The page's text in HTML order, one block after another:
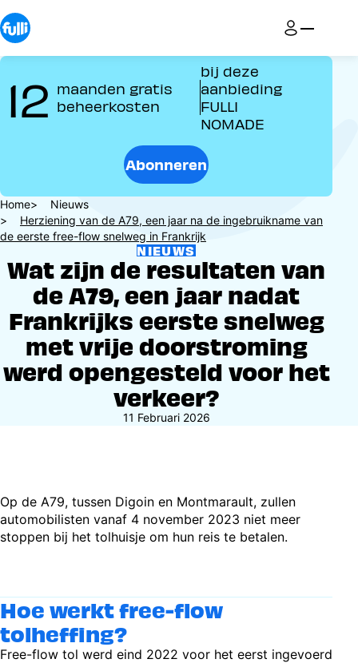
Overslaan
en
naar
de
gaan
12 maanden gratis
beheerkosten
bij deze
aanbieding
FULLI
NOMADE
Abonneren
Kruimelpad
Home
Nieuws
Herziening van de A79, een jaar na de ingebruikname van
de eerste free-flow snelweg in Frankrijk
NIEUWS
Wat zijn de resultaten van
de A79, een jaar nadat
Frankrijks eerste snelweg
met vrije doorstroming
werd opengesteld voor het
verkeer?
11 Februari 2026
Op de A79, tussen Digoin en Montmarault, zullen
automobilisten vanaf 4 november 2023 niet meer
stoppen bij het tolhuisje om hun reis te betalen.
Hoe werkt free-flow
tolheffing?
Free-flow tol werd eind 2022 voor het eerst ingevoerd